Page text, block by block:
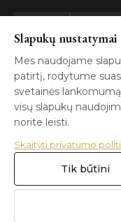
GIA
Certified
ISO 9001
© 2026 Blizga.lt. Visos
Slapukų nustatymai
Mes naudojame
patirtį, rodytume
svetainės
visų slapukų
norite leisti.
Skaityti privatumo
Tik būtini